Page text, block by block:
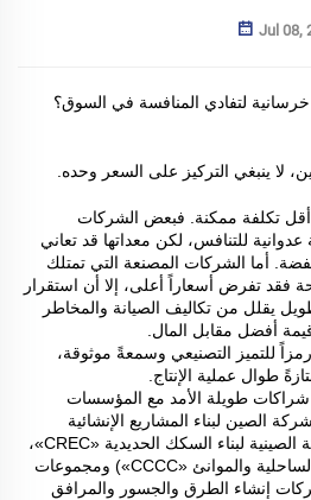
Jul 08,
لتفادي المنافسة في السوق؟
لا ينبغي التركيز على السعر وحده.
تكلفة ممكنة. فبعض الشركات
للتنافس، لكن معداتها قد تعاني
أما الشركات المصنعة التي تمتلك
فقد تفرض أسعاراً أعلى، إلا أن استقرار
يقلل من تكاليف الصيانة والمخاطر
قيمة أفضل مقابل المال.
للتميز التصنيعي وسمعةً موثوقة،
طوال عملية الإنتاج.
شراكات طويلة الأمد مع المؤسسات
الصين لبناء المشاريع الإنشائية
المحدودة «CSCEC»، والشركة الصينية لبناء السكك الحديدية «CREC»،
والشركة الصينية لبناء الطرق الساحلية والموانئ «CCCC») ومجموعات
شركات إنشاء الطرق والجسور والمرافق